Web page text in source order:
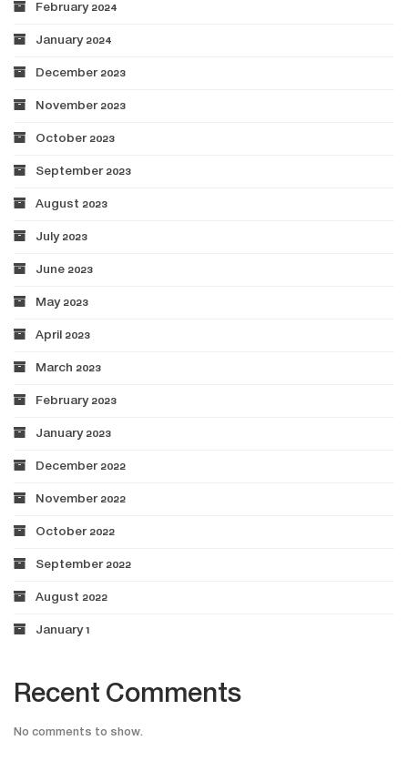
February 2024
January 2024
December 2023
November 2023
October 2023
September 2023
August 2023
July 2023
June 2023
May 2023
April 2023
March 2023
February 2023
January 2023
December 2022
November 2022
October 2022
September 2022
August 2022
January 1
Recent Comments
No comments to show.